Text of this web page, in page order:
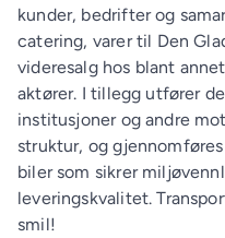
kunder, bedrifter og
catering, varer til Den
videresalg hos blant
aktører. I tillegg utfører
institusjoner og andre
struktur, og
biler som sikrer
leveringskvalitet.
smil!